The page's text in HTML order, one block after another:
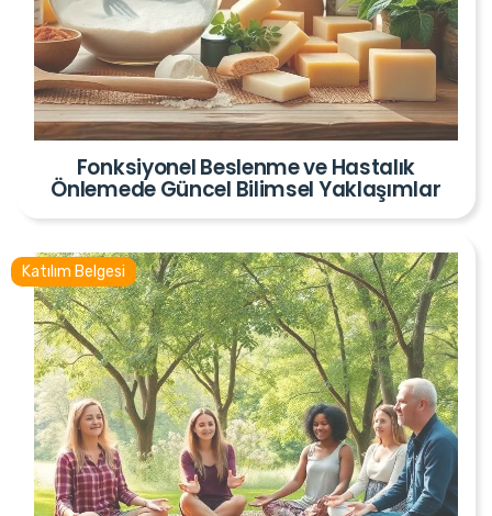
Fonksiyonel Beslenme ve Hastalık
Önlemede Güncel Bilimsel Yaklaşımlar
Katılım Belgesi